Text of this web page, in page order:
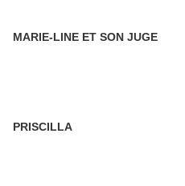
MARIE-LINE ET SON JUGE
PRISCILLA